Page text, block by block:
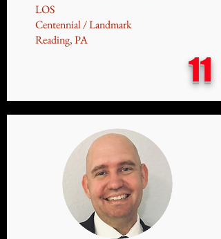
LOS
Centennial / Landmark
Reading, PA
11